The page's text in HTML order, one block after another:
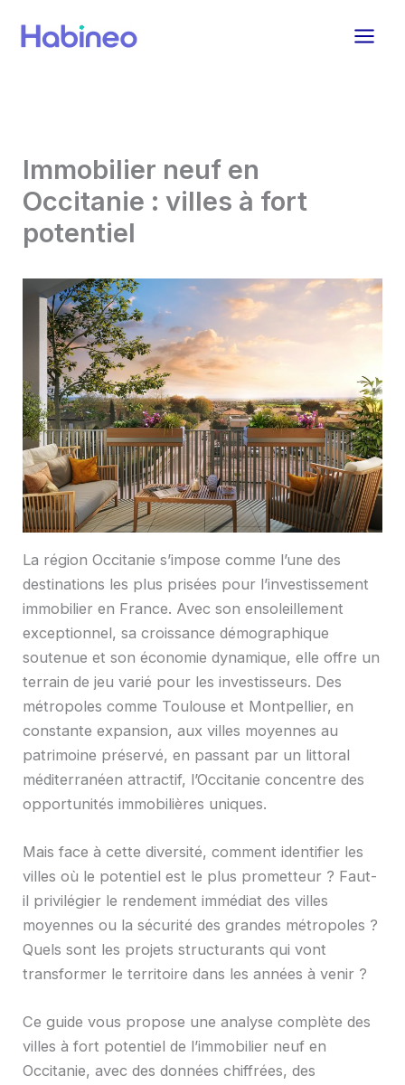
Immobilier neuf en
Occitanie : villes à fort
potentiel
La région Occitanie s’impose comme l’une des
destinations les plus prisées pour l’investissement
immobilier en France. Avec son ensoleillement
exceptionnel, sa croissance démographique
soutenue et son économie dynamique, elle offre un
terrain de jeu varié pour les investisseurs. Des
métropoles comme Toulouse et Montpellier, en
constante expansion, aux villes moyennes au
patrimoine préservé, en passant par un littoral
méditerranéen attractif, l’Occitanie concentre des
opportunités immobilières uniques.
Mais face à cette diversité, comment identifier les
villes où le potentiel est le plus prometteur ? Faut-
il privilégier le rendement immédiat des villes
moyennes ou la sécurité des grandes métropoles ?
Quels sont les projets structurants qui vont
transformer le territoire dans les années à venir ?
Ce guide vous propose une analyse complète des
villes à fort potentiel de l’immobilier neuf en
Occitanie, avec des données chiffrées, des